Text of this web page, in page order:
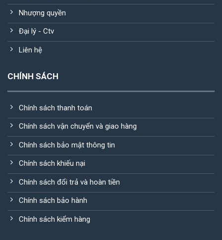
Nhượng quyền
Đại lý - Ctv
Liên hệ
CHÍNH SÁCH
Chính sách thanh toán
Chính sách vận chuyển và giao hàng
Chính sách bảo mật thông tin
Chính sách khiếu nại
Chính sách đổi trả và hoàn tiền
Chính sách bảo hành
Chính sách kiểm hàng